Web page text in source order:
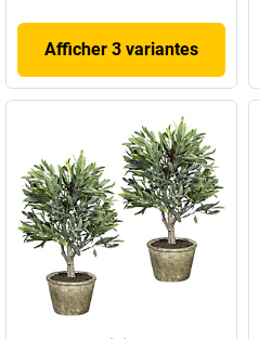
Afficher 3 variantes